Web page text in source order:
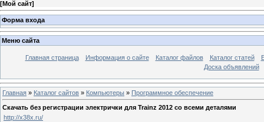
[Мой сайт]
Форма входа
Меню сайта
Главная страница Информация о сайте Каталог файлов Каталог статей
Доска объявлений
Главная » Каталог сайтов » Компьютеры » Программное обеспечение
Скачать без регистрации электрички для Trainz 2012 со всеми деталями
http://x38x.ru/